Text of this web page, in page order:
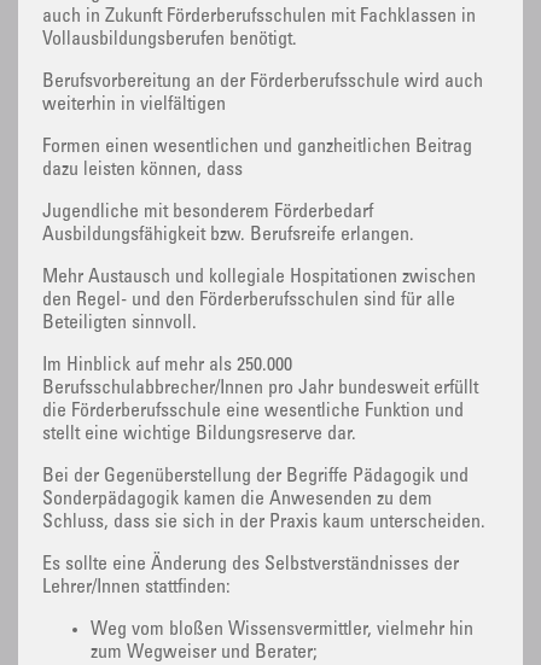
auch in Zukunft Förderberufsschulen mit Fachklassen in
Vollausbildungsberufen benötigt.
Berufsvorbereitung an der Förderberufsschule wird auch
weiterhin in vielfältigen
Formen einen wesentlichen und ganzheitlichen Beitrag
dazu leisten können, dass
Jugendliche mit besonderem Förderbedarf
Ausbildungsfähigkeit bzw. Berufsreife erlangen.
Mehr Austausch und kollegiale Hospitationen zwischen
den Regel- und den Förderberufsschulen sind für alle
Beteiligten sinnvoll.
Im Hinblick auf mehr als 250.000
Berufsschulabbrecher/Innen pro Jahr bundesweit erfüllt
die Förderberufsschule eine wesentliche Funktion und
stellt eine wichtige Bildungsreserve dar.
Bei der Gegenüberstellung der Begriffe Pädagogik und
Sonderpädagogik kamen die Anwesenden zu dem
Schluss, dass sie sich in der Praxis kaum unterscheiden.
Es sollte eine Änderung des Selbstverständnisses der
Lehrer/Innen stattfinden:
Weg vom bloßen Wissensvermittler, vielmehr hin
zum Wegweiser und Berater;